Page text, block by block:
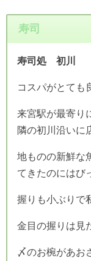
寿司
寿司処 初川
コスパがとても
来宮駅が最寄り
隣の初川沿いに
地ものの新鮮な
てきたのにはび
握りも小ぶりで
金目の握りは見
〆のお椀があお